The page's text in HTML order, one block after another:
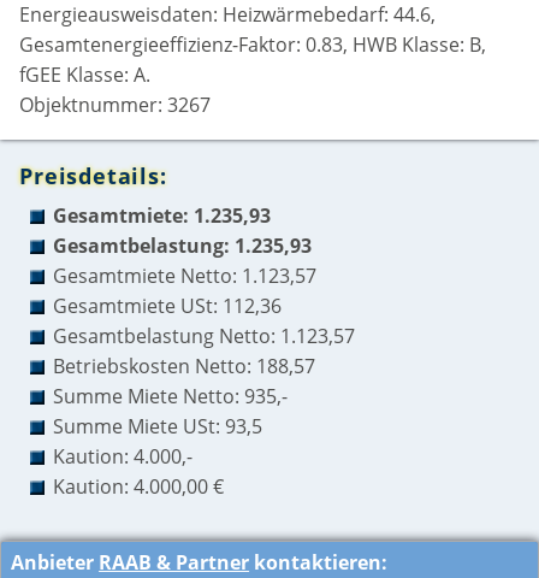
Energieausweisdaten: Heizwärmebedarf: 44.6,
Gesamtenergieeffizienz-Faktor: 0.83, HWB Klasse: B,
fGEE Klasse: A.
Objektnummer: 3267
Preisdetails:
Gesamtmiete: 1.235,93
Gesamtbelastung: 1.235,93
Gesamtmiete Netto: 1.123,57
Gesamtmiete USt: 112,36
Gesamtbelastung Netto: 1.123,57
Betriebskosten Netto: 188,57
Summe Miete Netto: 935,-
Summe Miete USt: 93,5
Kaution: 4.000,-
Kaution: 4.000,00 €
Anbieter RAAB & Partner kontaktieren: